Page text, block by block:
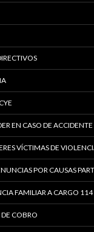
EN CASO DE
VÍCTIMAS DE
POR CAUSAS
FAMILIAR A CARGO
COBRO